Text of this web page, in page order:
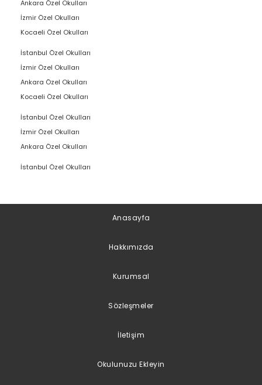
Ankara Özel Okulları
İzmir Özel Okulları
Kocaeli Özel Okulları
İstanbul Özel Okulları
İzmir Özel Okulları
Ankara Özel Okulları
Kocaeli Özel Okulları
İstanbul Özel Okulları
İzmir Özel Okulları
Ankara Özel Okulları
İstanbul Özel Okulları
Anasayfa
Hakkımızda
Kurumsal
Sözleşmeler
İletişim
Okulunuzu Ekleyin